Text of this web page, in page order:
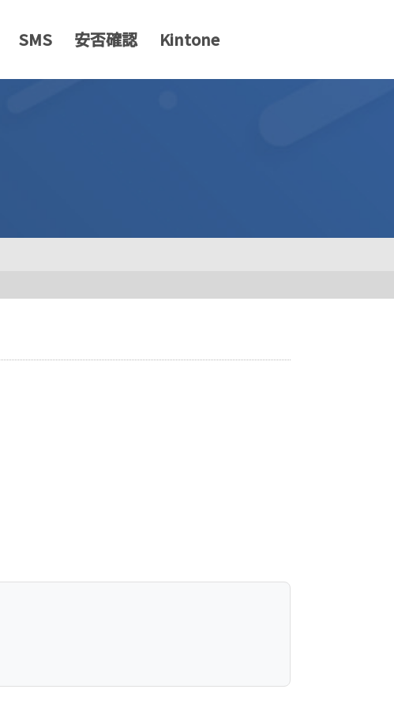
SMS 安否確認 Kintone